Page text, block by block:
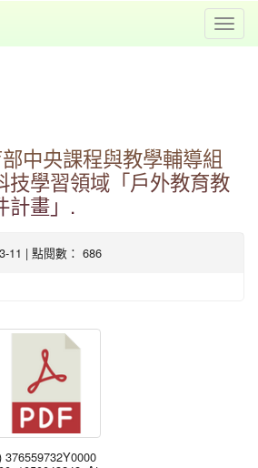
中央課程與教學輔導組
技學習領域「戶外教育教
計畫」.
11 | 點閱數： 686
376559732Y0000